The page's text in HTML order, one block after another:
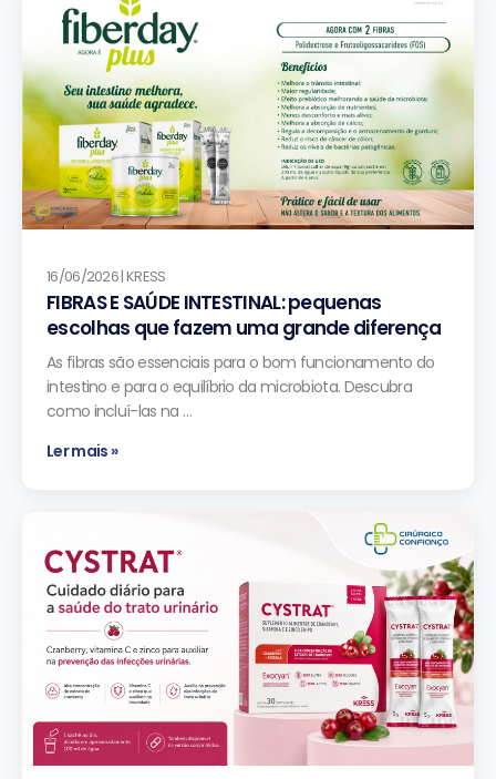
16/06/2026 | KRESS
FIBRAS E SAÚDE INTESTINAL: pequenas
escolhas que fazem uma grande diferença
As fibras são essenciais para o bom funcionamento do
intestino e para o equilíbrio da microbiota. Descubra
como incluí-las na …
Ler mais »